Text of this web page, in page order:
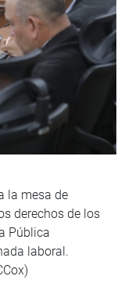
la mesa de
derechos de los
Pública
laboral.